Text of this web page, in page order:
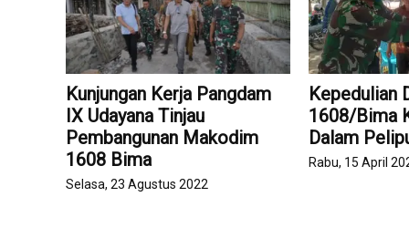
Kunjungan Kerja Pangdam
IX Udayana Tinjau
Pembangunan Makodim
1608 Bima
Selasa, 23 Agustus 2022
Kepedulian
1608/Bima
Dalam
Rabu, 15 April